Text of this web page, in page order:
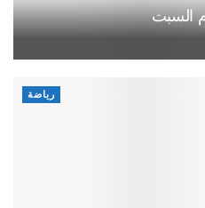
السبت
رياضة